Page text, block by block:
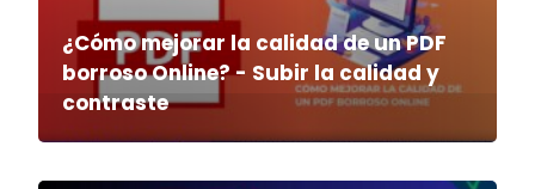
¿Cómo mejorar la calidad de un PDF
borroso Online? - Subir la calidad y
contraste